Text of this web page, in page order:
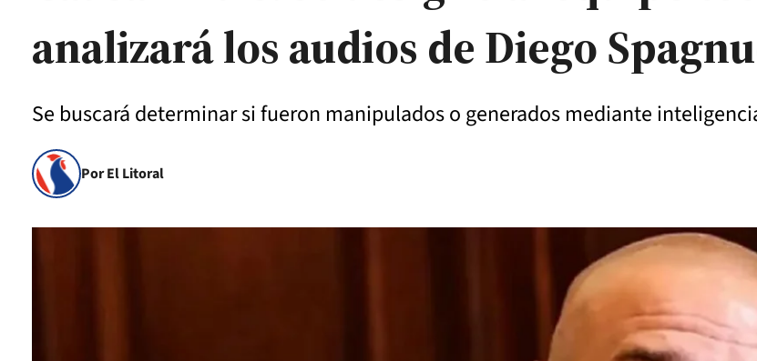
analizará los audios de Diego
Se buscará determinar si fueron manipulados o generados mediante
Por El Litoral